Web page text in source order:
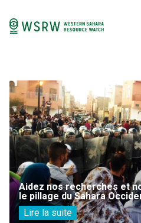
Aidez nos recherches et
le pillage du Sahara
Lire la suite